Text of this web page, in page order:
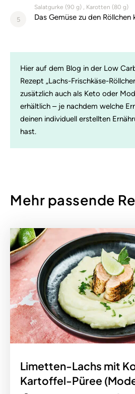
Salatgurke (90 g) Karotten (80 g)
5 Das Gemüse zu den Röllchen
Hier auf dem Blog in der Low
Rezept „Lachs-Frischkäse-
zusätzlich auch als Keto oder
erhältlich – je nachdem welche
deinen individuell erstellten
hast.
Mehr passende
Limetten-Lachs mit
Kartoffel-Püree